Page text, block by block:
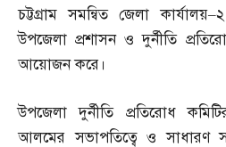
চট্টগ্রাম সমন্বিত জেলা কার্যালয়–
উপজেলা প্রশাসন ও দুর্নীতি
আয়োজন করে।
উপজেলা দুর্নীতি প্রতিরোধ
আলমের সভাপতিত্বে ও সাধারণ